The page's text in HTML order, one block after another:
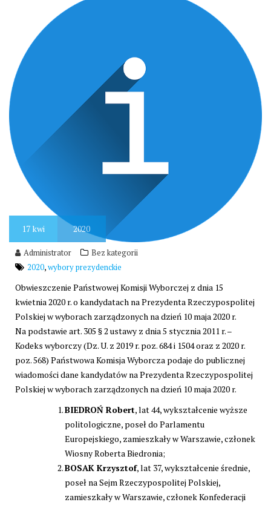
17 kwi 2020
Administrator
Bez kategorii
2020,wybory prezydenckie
Obwieszczenie Państwowej Komisji Wyborczej z dnia 15
kwietnia 2020 r. o kandydatach na Prezydenta Rzeczypospolitej
Polskiej w wyborach zarządzonych na dzień 10 maja 2020 r.
Na podstawie art. 305 § 2 ustawy z dnia 5 stycznia 2011 r. –
Kodeks wyborczy (Dz. U. z 2019 r. poz. 684 i 1504 oraz z 2020 r.
poz. 568) Państwowa Komisja Wyborcza podaje do publicznej
wiadomości dane kandydatów na Prezydenta Rzeczypospolitej
Polskiej w wyborach zarządzonych na dzień 10 maja 2020 r.
BIEDROŃ Robert, lat 44, wykształcenie wyższe
politologiczne, poseł do Parlamentu
Europejskiego, zamieszkały w Warszawie, członek
Wiosny Roberta Biedronia;
BOSAK Krzysztof, lat 37, wykształcenie średnie,
poseł na Sejm Rzeczypospolitej Polskiej,
zamieszkały w Warszawie, członek Konfederacji